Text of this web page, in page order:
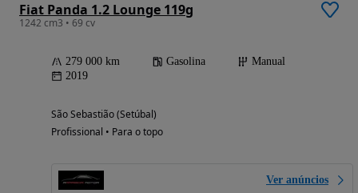
Fiat Panda 1.2 Lounge 119g
1242 cm3 • 69 cv
279 000 km Gasolina
Manual
2019
São Sebastião (Setúbal)
Profissional • Para o topo
Ver anúncios